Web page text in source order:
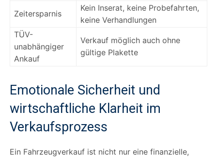
Zeitersparnis
Kein Inserat, keine Probefahrten,
keine Verhandlungen
TÜV-
unabhängiger
Ankauf
Verkauf möglich auch ohne
gültige Plakette
Emotionale Sicherheit und
wirtschaftliche Klarheit im
Verkaufsprozess
Ein Fahrzeugverkauf ist nicht nur eine finanzielle,